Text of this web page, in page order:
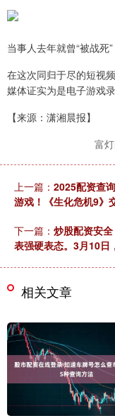
当事人去年就曾“被战死”
在这次同归于尽的短视
媒体证实为是电子游戏
【来源：潇湘晨报】
富
上一篇： 2025配资查
游戏！《生化危机9》
下一篇： 炒股配资安
表强硬表态。3月10日
相关文章